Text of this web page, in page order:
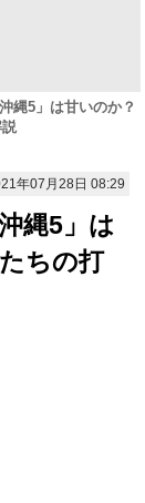
縄5」は甘いのか？
年07月28日 08:29
縄5」は
ちの打